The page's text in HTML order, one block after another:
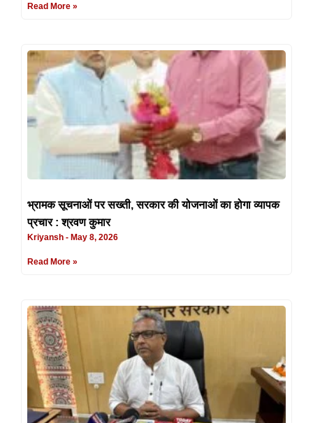
Read More »
भ्रामक सूचनाओं पर सख्ती, सरकार की योजनाओं का होगा व्यापक
प्रचार : श्रवण कुमार
Kriyansh May 8, 2026
Read More »